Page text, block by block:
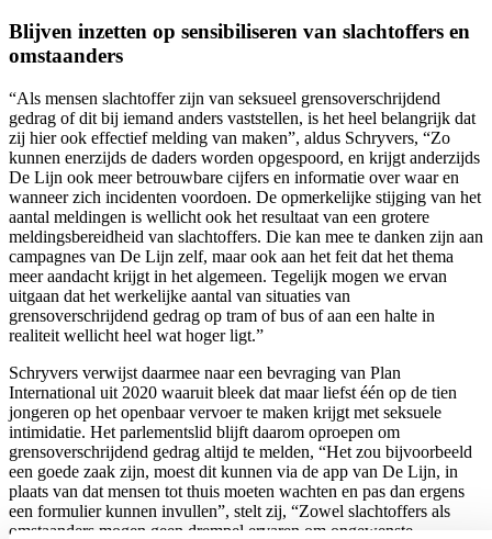
Blijven inzetten op sensibiliseren van slachtoffers en
omstaanders
“Als mensen slachtoffer zijn van seksueel grensoverschrijdend
gedrag of dit bij iemand anders vaststellen, is het heel belangrijk dat
zij hier ook effectief melding van maken”, aldus Schryvers, “Zo
kunnen enerzijds de daders worden opgespoord, en krijgt anderzijds
De Lijn ook meer betrouwbare cijfers en informatie over waar en
wanneer zich incidenten voordoen. De opmerkelijke stijging van het
aantal meldingen is wellicht ook het resultaat van een grotere
meldingsbereidheid van slachtoffers. Die kan mee te danken zijn aan
campagnes van De Lijn zelf, maar ook aan het feit dat het thema
meer aandacht krijgt in het algemeen. Tegelijk mogen we ervan
uitgaan dat het werkelijke aantal van situaties van
grensoverschrijdend gedrag op tram of bus of aan een halte in
realiteit wellicht heel wat hoger ligt.”
Schryvers verwijst daarmee naar een bevraging van Plan
International uit 2020 waaruit bleek dat maar liefst één op de tien
jongeren op het openbaar vervoer te maken krijgt met seksuele
intimidatie. Het parlementslid blijft daarom oproepen om
grensoverschrijdend gedrag altijd te melden, “Het zou bijvoorbeeld
een goede zaak zijn, moest dit kunnen via de app van De Lijn, in
plaats van dat mensen tot thuis moeten wachten en pas dan ergens
een formulier kunnen invullen”, stelt zij, “Zowel slachtoffers als
omstaanders mogen geen drempel ervaren om ongewenste